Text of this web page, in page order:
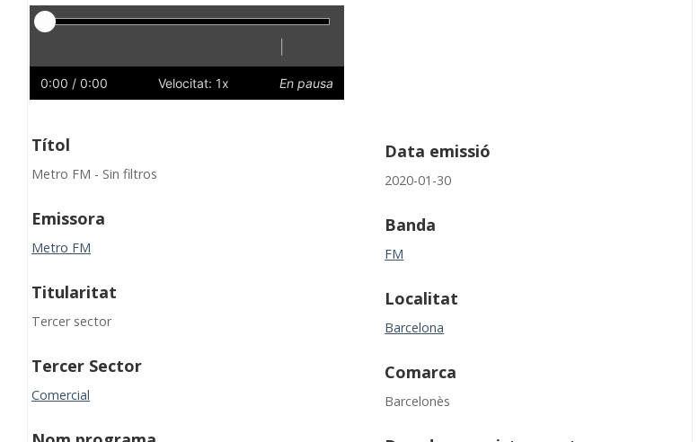
Reproductor
Lent
0:00 / 0:00 Velocitat: 1x En pausa
Títol
Metro FM - Sin filtros
Emissora
Metro FM
Titularitat
Tercer sector
Tercer Sector
Comercial
Data emissió
2020-01-30
Banda
FM
Localitat
Barcelona
Comarca
Barcelonès